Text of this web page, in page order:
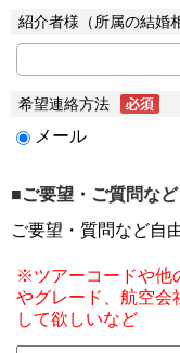
紹介者様（所属の結婚
希望連絡方法
メール
■ご要望・ご質問など
ご要望・質問など自
※ツアーコードや他
やグレード、航空会
して欲しいなど